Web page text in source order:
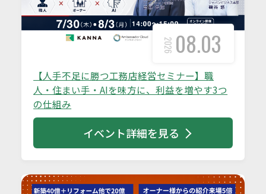
2026 08.03
【人手不足に勝つ工務店経営セミナー】職
人・住まい手・AIを味方に、利益を増やす3つ
の仕組み
イベント詳細を見る